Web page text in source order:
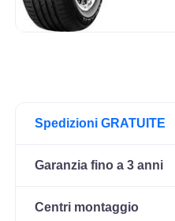
Spedizioni GRATUITE
Garanzia fino a 3 anni
Centri montaggio